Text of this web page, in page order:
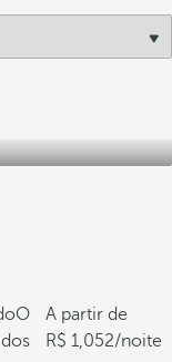
O
A partir de
1,052/noite